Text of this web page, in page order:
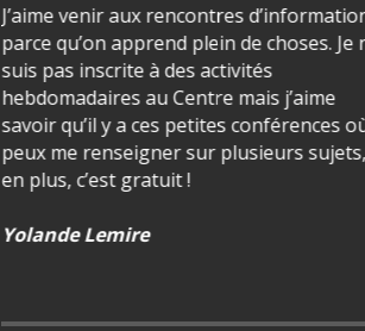
J’aime venir aux rencontres
parce qu’on apprend plein de choses. Je
suis pas inscrite à des activités
hebdomadaires au Centre mais j’aime
savoir qu’il y a ces petites conférences
peux me renseigner sur plusieurs sujets,
en plus, c’est gratuit !
Yolande Lemire